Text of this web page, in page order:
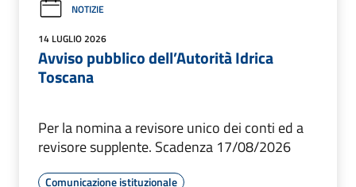
NOTIZIE
14 LUGLIO 2026
Avviso pubblico dell’Autorità Idrica
Toscana
Per la nomina a revisore unico dei conti ed a
revisore supplente. Scadenza 17/08/2026
Comunicazione istituzionale